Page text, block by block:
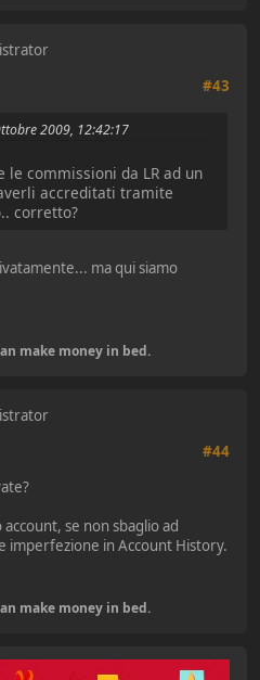
#43
2009, 12:42:17
le commissioni da LR ad un
accreditati tramite
corretto?
ma qui siamo
make money in bed.
#44
se non sbaglio ad
imperfezione in Account History.
make money in bed.